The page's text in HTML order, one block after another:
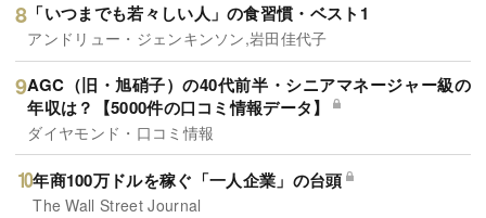
「いつまでも若々しい人」の食習慣・ベスト1
アンドリュー・ジェンキンソン,岩田佳代子
AGC（旧・旭硝子）の40代前半・シニアマネージャー級の
年収は？【5000件の口コミ情報データ】
ダイヤモンド・口コミ情報
年商100万ドルを稼ぐ「一人企業」の台頭
The Wall Street Journal